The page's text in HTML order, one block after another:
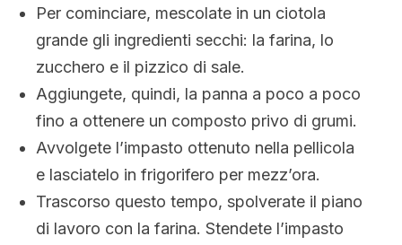
Per cominciare, mescolate in un ciotola
grande gli ingredienti secchi: la farina, lo
zucchero e il pizzico di sale.
Aggiungete, quindi, la panna a poco a poco
fino a ottenere un composto privo di grumi.
Avvolgete l’impasto ottenuto nella pellicola
e lasciatelo in frigorifero per mezz’ora.
Trascorso questo tempo, spolverate il piano
di lavoro con la farina. Stendete l’impasto